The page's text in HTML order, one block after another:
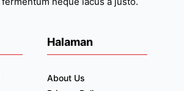
Halaman
About Us